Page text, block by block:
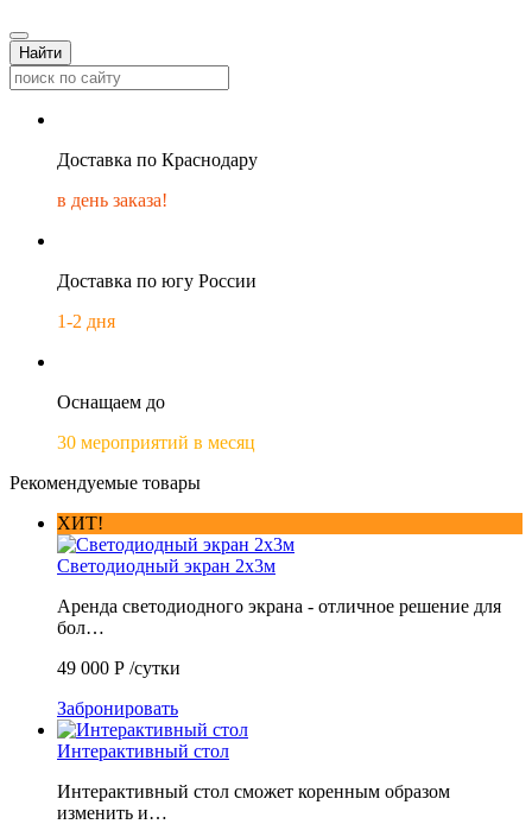
Найти
Доставка по Краснодару
в день заказа!
Доставка по югу России
1-2 дня
Оснащаем до
30 мероприятий в месяц
Рекомендуемые товары
ХИТ!
Светодиодный экран 2х3м
Аренда светодиодного экрана - отличное решение для
бол…
49 000 Р /сутки
Забронировать
Интерактивный стол
Интерактивный стол сможет коренным образом
изменить и…